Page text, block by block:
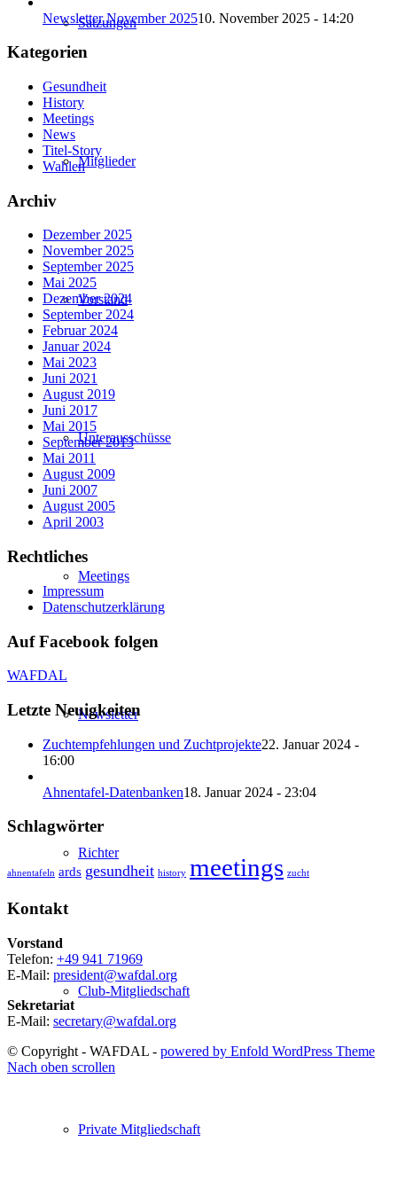
Satzungen
Mitglieder
Vorstand
Unterausschüsse
Meetings
Newsletter
Richter
Club-Mitgliedschaft
Private Mitgliedschaft
Newsletter November 202510. November 2025 - 14:20
Kategorien
Gesundheit
History
Meetings
News
Titel-Story
Wahlen
Archiv
Dezember 2025
November 2025
September 2025
Mai 2025
Dezember 2024
September 2024
Februar 2024
Januar 2024
Mai 2023
Juni 2021
August 2019
Juni 2017
Mai 2015
September 2013
Mai 2011
August 2009
Juni 2007
August 2005
April 2003
Rechtliches
Impressum
Datenschutzerklärung
Auf Facebook folgen
WAFDAL
Letzte Neuigkeiten
Zuchtempfehlungen und Zuchtprojekte22. Januar 2024 -
16:00
Ahnentafel-Datenbanken18. Januar 2024 - 23:04
Schlagwörter
ahnentafeln ards gesundheit history meetings zucht
Kontakt
Vorstand
Telefon: +49 941 71969
E-Mail: president@wafdal.org
Sekretariat
E-Mail: secretary@wafdal.org
© Copyright - WAFDAL - powered by Enfold WordPress Theme
Nach oben scrollen